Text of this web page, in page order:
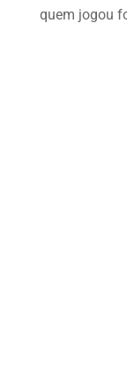
quem jogou